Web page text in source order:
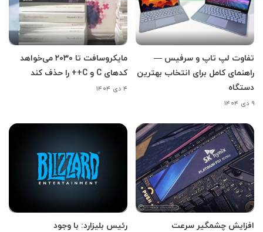
تفاوت لپ تاپ و سرفیس —
راهنمای کامل برای انتخاب بهترین
دستگاه
۹ دی ۱۴۰۴
مایکروسافت تا ۲۰۳۰ می‌خواهد
کدهای C و C++ را حذف کند
۴ دی ۱۴۰۴
افزایش چشمگیر سرعت
رئیس بلیزارد: با وجود